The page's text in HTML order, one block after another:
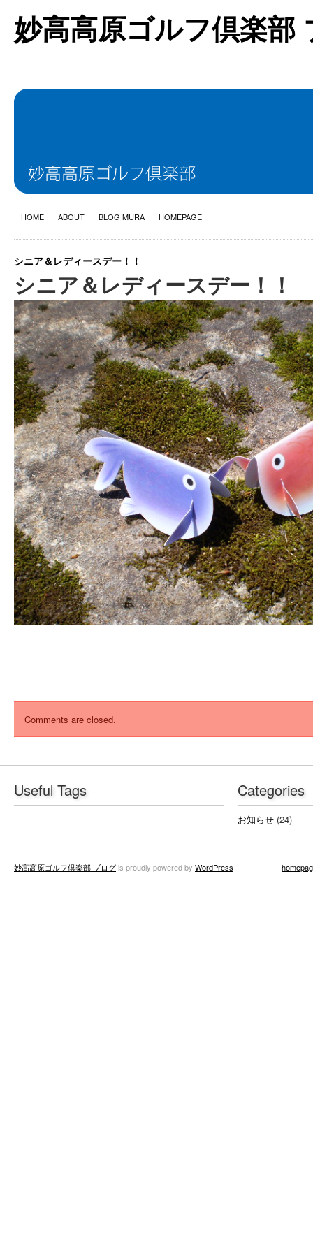
妙高高原ゴルフ倶楽部
HOME ABOUT BLOG MURA HOMEPAGE
シニア＆レディースデー！！
シニア＆レディースデー！！
Comments are closed.
Useful Tags Categories
お知らせ (24)
妙高高原ゴルフ倶楽部 ブログis proudly powered by WordPress